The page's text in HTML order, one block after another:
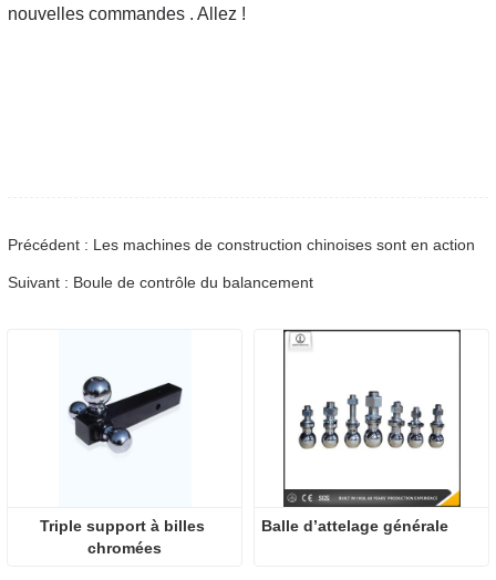
nouvelles commandes . Allez !
Précédent : Les machines de construction chinoises sont en action
Suivant : Boule de contrôle du balancement
Triple support à billes
chromées
Balle d’attelage générale